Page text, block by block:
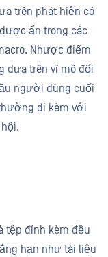
trên phát hiện có
ẩn trong các
Nhược điểm
dựa trên vĩ mô đối
người dùng cuối
đi kèm với
tệp đính kèm đều
hạn như tài liệu